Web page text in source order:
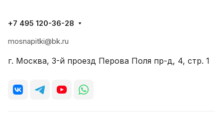
+7 495 120-36-28
mosnapitki@bk.ru
г. Москва, 3-й проезд Перова Поля пр-д, 4, стр. 1